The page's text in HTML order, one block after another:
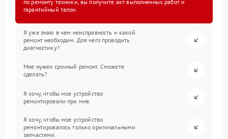
по ремонту техники, вы получите акт выполненных работ и
гарантийный талон.
Я уже знаю в чем неисправность и какой
ремонт необходим. Для чего проводить
диагностику?
Мне нужен срочный ремонт. Сможете
сделать?
Я хочу, чтобы мое устройство
ремонтировали при мне.
Я хочу, чтобы мое устройство
ремонтировалось только оригинальными
запчастями.